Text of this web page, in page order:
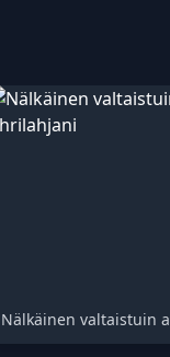
Nälkäinen valtaistuin